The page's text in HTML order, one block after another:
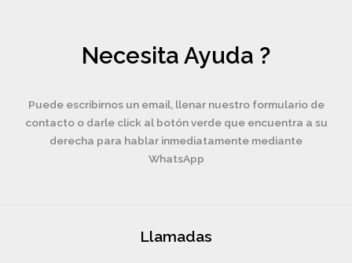
Necesita Ayuda ?
Puede escribirnos un email, llenar nuestro formulario de
contacto o darle click al botón verde que encuentra a su
derecha para hablar inmediatamente mediante
WhatsApp
Llamadas